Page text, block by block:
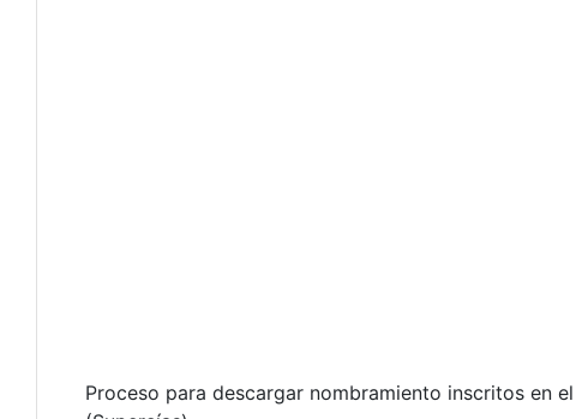
Proceso para descargar nombramiento inscritos en